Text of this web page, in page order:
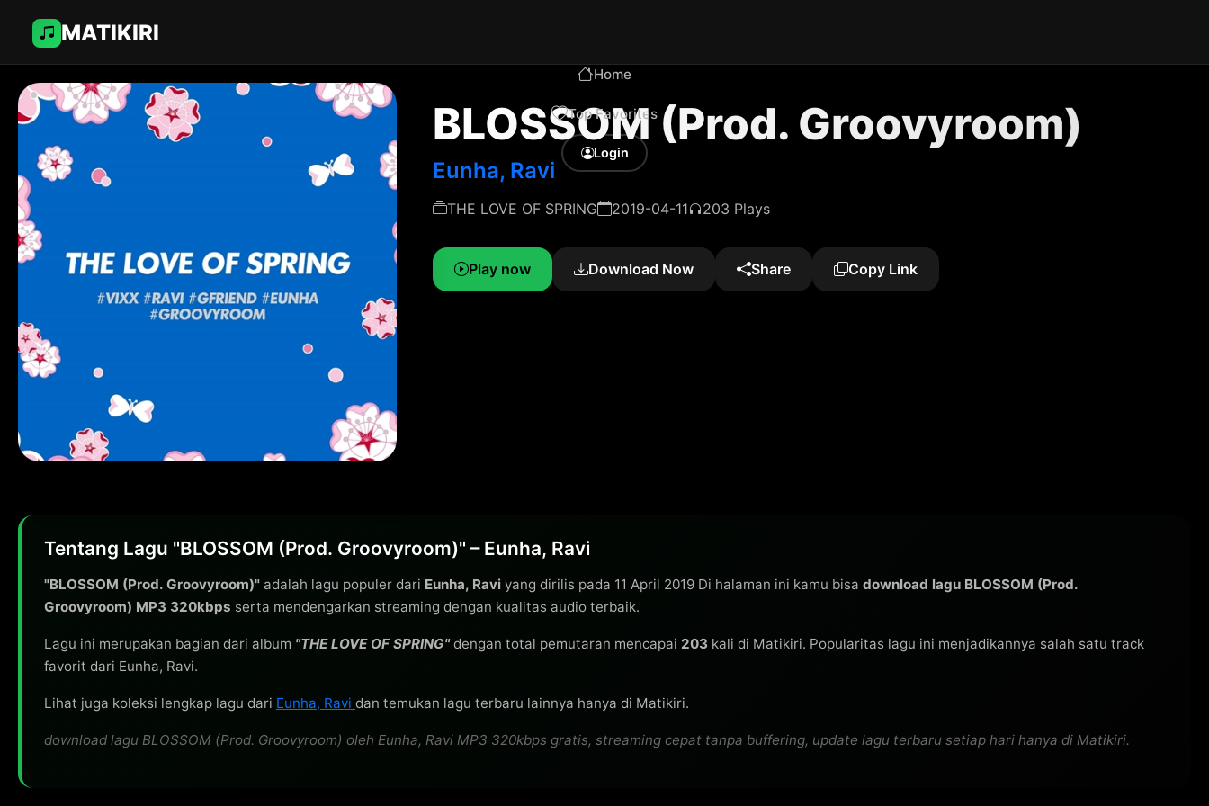
MATIKIRI
Home
Top Favorites
Login
BLOSSOM (Prod. Groovyroom)
Eunha, Ravi
THE LOVE OF SPRING 2019-04-11 203 Plays
Play now Download Now Share Copy Link
Tentang Lagu "BLOSSOM (Prod. Groovyroom)" – Eunha, Ravi
"BLOSSOM (Prod. Groovyroom)" adalah lagu populer dari Eunha, Ravi yang dirilis pada 11 April 2019 Di halaman ini kamu bisa download lagu BLOSSOM (Prod.
Groovyroom) MP3 320kbps serta mendengarkan streaming dengan kualitas audio terbaik.
Lagu ini merupakan bagian dari album "THE LOVE OF SPRING"dengan total pemutaran mencapai 203 kali di Matikiri. Popularitas lagu ini menjadikannya salah satu track
favorit dari Eunha, Ravi.
Lihat juga koleksi lengkap lagu dari Eunha, Ravi dan temukan lagu terbaru lainnya hanya di Matikiri.
download lagu BLOSSOM (Prod. Groovyroom) oleh Eunha, Ravi MP3 320kbps gratis, streaming cepat tanpa buffering, update lagu terbaru setiap hari hanya di Matikiri.